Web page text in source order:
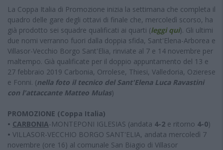
La Coppa Italia di Promozione inizia la settimana che completa il
quadro delle gare degli ottavi di finale che, mercoledì scorso, ha
già prodotto sei squadre qualificati ai quarti (leggi qui). Gli ultimi
due nomi verranno fuori dalla doppia sfida, Sant'Elena-Arborea e
Villasor-Vecchio Borgo Sant'Elia, rinviate al 7 e 14 novembre per
maltempo. Già qualificate per il doppio appuntamento del 13 e
27 febbraio 2019 Carbonia, Orrolese, Thiesi, Valledoria, Ozierese
e Fonni. (nella foto il tecnico del Sant'Elena Luca Ravastini
con l'attaccante Matteo Mulas)
PROMOZIONE (Coppa Italia)
• CARBONIA-MONTEPONI IGLESIAS (andata 4-2 e ritorno 4-0)
• VILLASOR-VECCHIO BORGO SANT'ELIA, andata mercoledì 7
novembre (ore 16) al comunale San Biagio di Villasor